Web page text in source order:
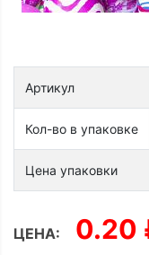
Артикул
Кол-во в упаковке
Цена упаковки
ЦЕНА: 0.20